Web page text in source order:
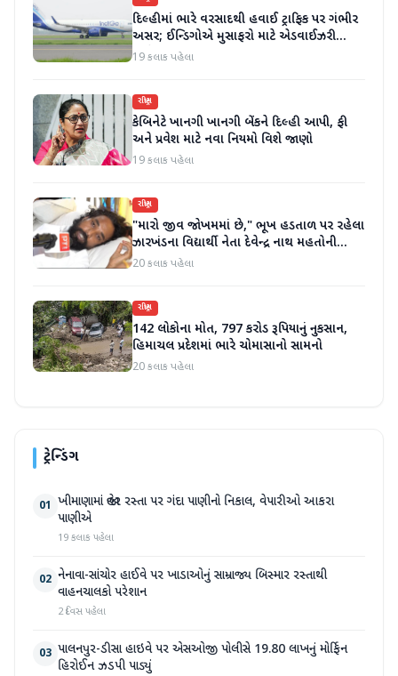
દિલ્હીમાં ભારે વરસાદથી હવાઈ ટ્રાફિક પર ગંભીર
અસર; ઈન્ડિગોએ મુસાફરો માટે એડવાઈઝરી
જાહેર કરી
19 કલાક પહેલા
રાષ્ટ્રીય
કેબિનેટે ખાનગી ખાનગી બેંકને દિલ્હી આપી, ફી
અને પ્રવેશ માટે નવા નિયમો વિશે જાણો
19 કલાક પહેલા
રાષ્ટ્રીય
"મારો જીવ જોખમમાં છે," ભૂખ હડતાળ પર રહેલા
ઝારખંડના વિદ્યાર્થી નેતા દેવેન્દ્ર નાથ મહતોની
તબિયત ખરાબ
20 કલાક પહેલા
રાષ્ટ્રીય
142 લોકોના મોત, 797 કરોડ રૂપિયાનું નુકસાન,
હિમાચલ પ્રદેશમાં ભારે ચોમાસાનો સામનો
20 કલાક પહેલા
ટ્રેન્ડિંગ
01 ખીમાણામાં જાહેર રસ્તા પર ગંદા પાણીનો નિકાલ, વેપારીઓ આકરા
પાણીએ
19 કલાક પહેલા
02 નેનાવા-સાંચોર હાઈવે પર ખાડાઓનું સામ્રાજ્ય બિસ્માર રસ્તાથી
વાહનચાલકો પરેશાન
2 દિવસ પહેલા
03 પાલનપુર-ડીસા હાઇવે પર એસઓજી પોલીસે 19.80 લાખનું મોર્ફિન
હિરોઈન ઝડપી પાડ્યું